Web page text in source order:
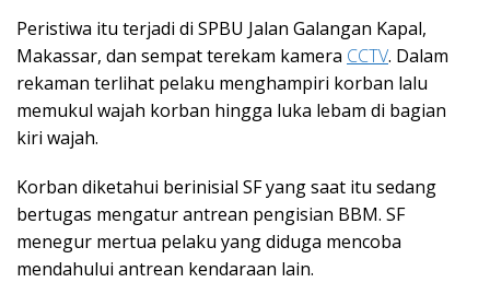
Peristiwa itu terjadi di SPBU Jalan Galangan Kapal,
Makassar, dan sempat terekam kamera CCTV. Dalam
rekaman terlihat pelaku menghampiri korban lalu
memukul wajah korban hingga luka lebam di bagian
kiri wajah.
Korban diketahui berinisial SF yang saat itu sedang
bertugas mengatur antrean pengisian BBM. SF
menegur mertua pelaku yang diduga mencoba
mendahului antrean kendaraan lain.